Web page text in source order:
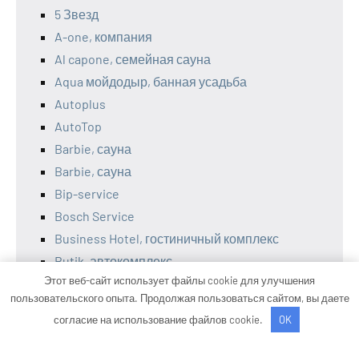
5 Звезд
A-one, компания
Al capone, семейная сауна
Aqua мойдодыр, банная усадьба
Autoplus
AutoTop
Barbie, сауна
Barbie, сауна
Bip-service
Bosch Service
Business Hotel, гостиничный комплекс
Butik, автокомплекс
Car_Wash55, автомойка
Chicago, автомойка
Club-office, массажно-оздоровительный
Этот веб-сайт использует файлы cookie для улучшения
пользовательского опыта. Продолжая пользоваться сайтом, вы даете
согласие на использование файлов cookie.
OK